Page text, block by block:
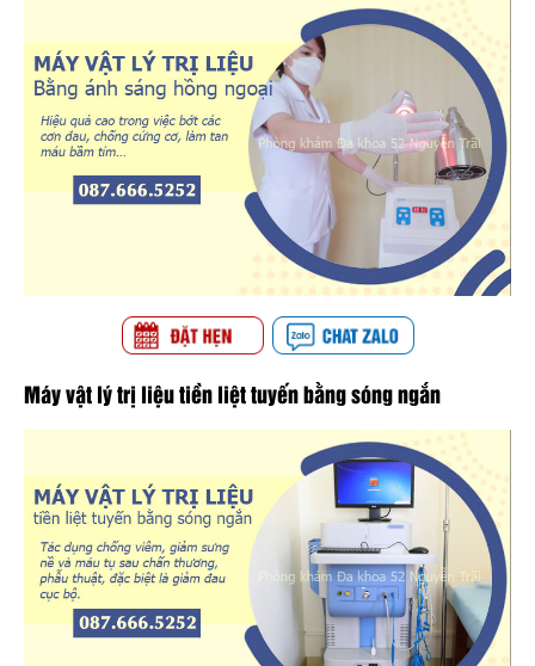
Máy vật lý trị liệu tiền liệt tuyến bằng sóng ngắn